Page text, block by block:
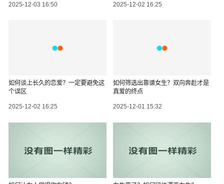
2025-12-03 16:50 2025-12-02 16:25
如何谈上长久的恋爱？一定要避免这
个误区
2025-12-02 16:25
如何筛选出靠谱女生？双向奔赴才是
真爱的终点
2025-12-01 15:32